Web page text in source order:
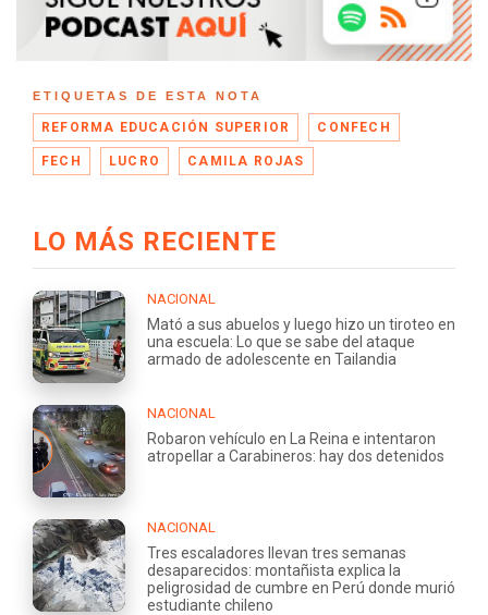
ETIQUETAS DE ESTA NOTA
REFORMA EDUCACIÓN SUPERIOR CONFECH
FECH LUCRO CAMILA ROJAS
LO MÁS RECIENTE
NACIONAL
Mató a sus abuelos y luego hizo un tiroteo en
una escuela: Lo que se sabe del ataque
armado de adolescente en Tailandia
NACIONAL
Robaron vehículo en La Reina e intentaron
atropellar a Carabineros: hay dos detenidos
NACIONAL
Tres escaladores llevan tres semanas
desaparecidos: montañista explica la
peligrosidad de cumbre en Perú donde murió
estudiante chileno